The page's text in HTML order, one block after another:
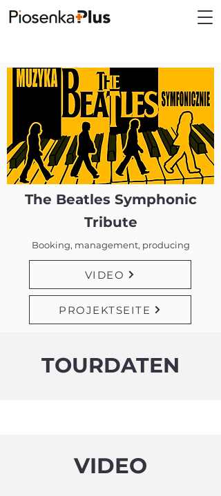
The Beatles Symphonic
Tribute
Booking, management, producing
VIDEO
PROJEKTSEITE
TOURDATEN
VIDEO